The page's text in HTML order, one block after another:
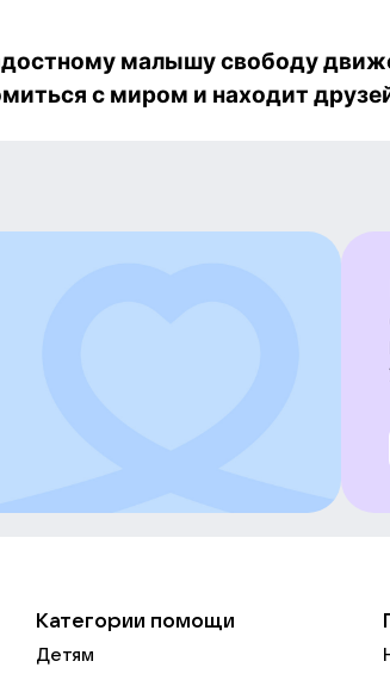
малышу свободу
с миром и находит
Категории помощи
Детям